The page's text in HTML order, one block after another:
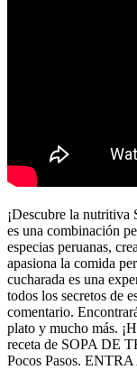
¡Descubre la nutritiva
es una combinación
especias peruanas,
apasiona la comida
cucharada es una
todos los secretos de
comentario.
plato y mucho más.
receta de SOPA DE
Pocos Pasos.